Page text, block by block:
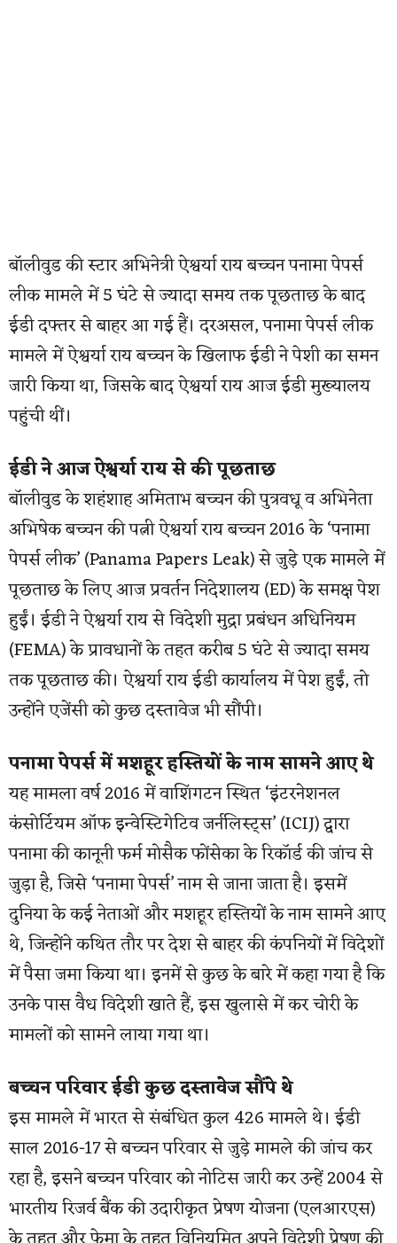
बॉलीवुड की स्टार अभिनेत्री ऐश्वर्या राय बच्चन पनामा पेपर्स
लीक मामले में 5 घंटे से ज्यादा समय तक पूछताछ के बाद
ईडी दफ्तर से बाहर आ गई हैं। दरअसल, पनामा पेपर्स लीक
मामले में ऐश्वर्या राय बच्चन के खिलाफ ईडी ने पेशी का समन
जारी किया था, जिसके बाद ऐश्वर्या राय आज ईडी मुख्यालय
पहुंची थीं।
ईडी ने आज ऐश्वर्या राय से की पूछताछ
बॉलीवुड के शहंशाह अमिताभ बच्चन की पुत्रवधू व अभिनेता
अभिषेक बच्चन की पत्नी ऐश्वर्या राय बच्चन 2016 के ‘पनामा
पेपर्स लीक’ (Panama Papers Leak) से जुड़े एक मामले में
पूछताछ के लिए आज प्रवर्तन निदेशालय (ED) के समक्ष पेश
हुईं। ईडी ने ऐश्वर्या राय से विदेशी मुद्रा प्रबंधन अधिनियम
(FEMA) के प्रावधानों के तहत करीब 5 घंटे से ज्यादा समय
तक पूछताछ की। ऐश्वर्या राय ईडी कार्यालय में पेश हुईं, तो
उन्होंने एजेंसी को कुछ दस्तावेज भी सौंपी।
पनामा पेपर्स में मशहूर हस्तियों के नाम सामने आए थे
यह मामला वर्ष 2016 में वाशिंगटन स्थित ‘इंटरनेशनल
कंसोर्टियम ऑफ इन्वेस्टिगेटिव जर्नलिस्ट्स’ (ICIJ) द्वारा
पनामा की कानूनी फर्म मोसैक फोंसेका के रिकॉर्ड की जांच से
जुड़ा है, जिसे ‘पनामा पेपर्स’ नाम से जाना जाता है। इसमें
दुनिया के कई नेताओं और मशहूर हस्तियों के नाम सामने आए
थे, जिन्होंने कथित तौर पर देश से बाहर की कंपनियों में विदेशों
में पैसा जमा किया था। इनमें से कुछ के बारे में कहा गया है कि
उनके पास वैध विदेशी खाते हैं, इस खुलासे में कर चोरी के
मामलों को सामने लाया गया था।
बच्चन परिवार ईडी कुछ दस्तावेज सौंपे थे
इस मामले में भारत से संबंधित कुल 426 मामले थे। ईडी
साल 2016-17 से बच्चन परिवार से जुड़े मामले की जांच कर
रहा है, इसने बच्चन परिवार को नोटिस जारी कर उन्हें 2004 से
भारतीय रिजर्व बैंक की उदारीकृत प्रेषण योजना (एलआरएस)